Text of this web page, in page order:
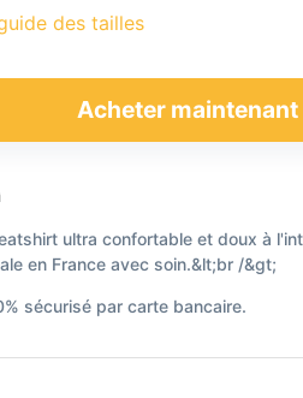
des tailles
Acheter maintenant
ultra confortable et doux à
en France avec soin.&lt;br /&gt;
sécurisé par carte bancaire.